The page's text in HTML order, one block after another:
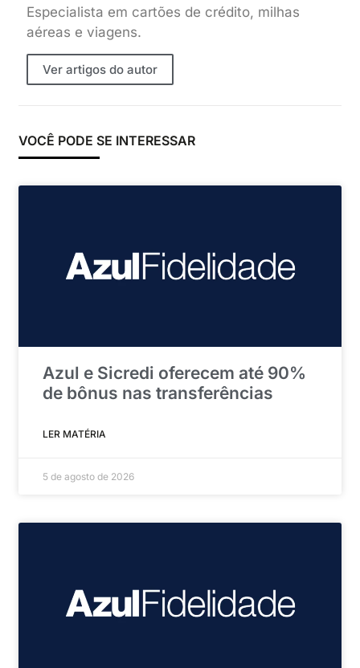
Especialista em cartões de crédito, milhas
aéreas e viagens.
Ver artigos do autor
VOCÊ PODE SE INTERESSAR
Azul e Sicredi oferecem até 90%
de bônus nas transferências
LER MATÉRIA
5 de agosto de 2026